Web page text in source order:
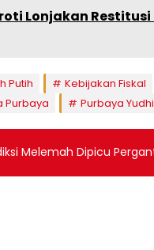
Lonjakan
Putih Kebijakan Fiskal
Purbaya
Purbaya
Melemah Dipicu